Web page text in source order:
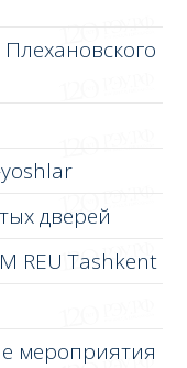
дверей
REU Tashkent
мероприятия